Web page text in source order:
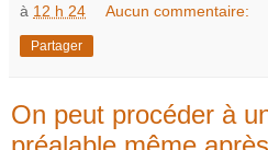
à 12 h 24 Aucun commentaire:
Partager
On peut procéder à